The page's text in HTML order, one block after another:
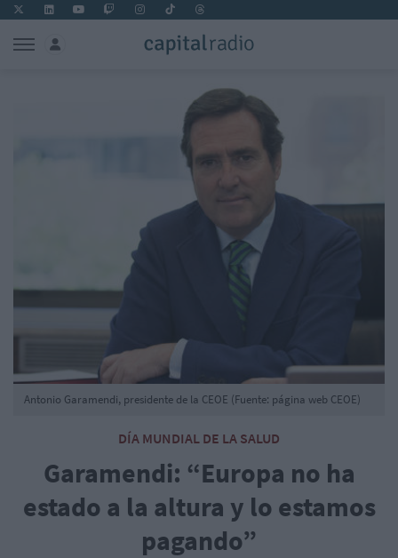
DÍA MUNDIAL DE LA SALUD
Garamendi: “Europa no ha
estado a la altura y lo estamos
pagando”
Antonio Garamendi, presidente de la CEOE (Fuente: página web CEOE)